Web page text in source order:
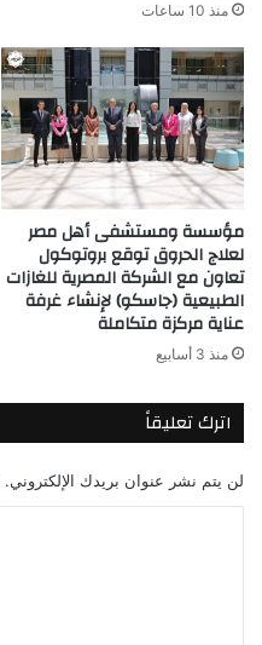
منذ 10 ساعات
مؤسسة ومستشفى أهل مصر
لعلاج الحروق توقع بروتوكول
تعاون مع الشركة المصرية للغازات
الطبيعية (جاسكو) لإنشاء غرفة
عناية مركزة متكاملة
منذ 3 أسابيع
اترك تعليقاً
لن يتم نشر عنوان بريدك الإلكتروني.